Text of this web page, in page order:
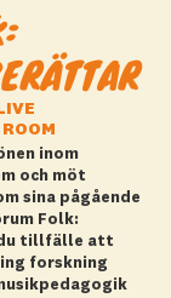
inom
och möt
sina pågående
Folk:
du tillfälle att
forskning